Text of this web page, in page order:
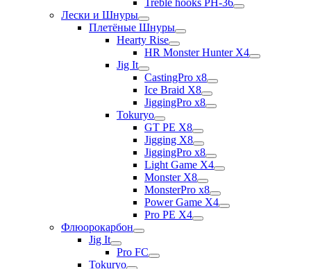
Treble hooks PH-36
Лески и Шнуры
Плетёные Шнуры
Hearty Rise
HR Monster Hunter X4
Jig It
CastingPro x8
Ice Braid X8
JiggingPro x8
Tokuryo
GT PE X8
Jigging X8
JiggingPro x8
Light Game X4
Monster X8
MonsterPro x8
Power Game X4
Pro PE X4
Флюорокарбон
Jig It
Pro FC
Tokuryo